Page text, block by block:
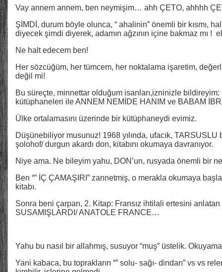
Vay annem annem, ben neymişim… ahh ÇETO, ahhhh
ŞİMDİ, durum böyle olunca, “ ahalinin” önemli bir kısmı,
diyecek şimdi diyerek, adamın ağzının içine bakmaz mı !
Ne halt edecem ben!
Her sözcüğüm, her tümcem, her noktalama işaretim,
değil mi!
Bu süreçte, minnettar olduğum isanları,izninizle
kütüphaneleri ile ANNEM NEMİDE HANIM ve BABAM
Ülke ortalamasını üzerinde bir kütüphaneydi evimiz.
Düşünebiliyor musunuz! 1968 yılında, ufacık,
şolohof/ durgun akardı don, kitabını okumaya davranıyor.
Niye ama. Ne bileyim yahu, DON’un, rusyada önemli bir
Ben “” İÇ ÇAMAŞIRI” zannetmiş, o merakla okumaya
kitabı.
Sonra beni çarpan, 2. Kitap: Fransız ihtilali ertesini
SUSAMIŞLARDI/ ANATOLE FRANCE…
Yahu bu nasıl bir allahmış, susuyor “muş” üstelik.
Yani kabaca, bu toprakların “” solu- sağı- dindarı” vs vs